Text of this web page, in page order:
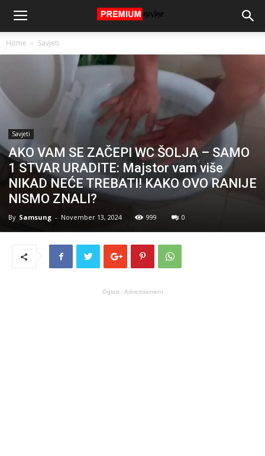
Home Savjeti
Savjeti
AKO VAM SE ZAČEPI WC ŠOLJA – SAMO
1 STVAR URADITE: Majstor vam više
NIKAD NEĆE TREBATI! KAKO OVO RANIJE
NISMO ZNALI?
By Samsung - November 13, 2024 999 0
Oglasi - Advertisement